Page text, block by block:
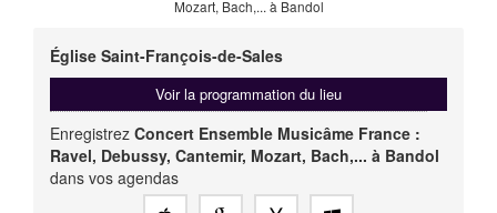
Mozart, Bach,... à Bandol
Église Saint-François-de-Sales
Voir la programmation du lieu
Enregistrez Concert Ensemble Musicâme France :
Ravel, Debussy, Cantemir, Mozart, Bach,... à Bandol
dans vos agendas